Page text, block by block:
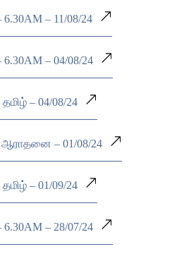
6.30AM – 11/08/24
6.30AM – 04/08/24
– 04/08/24
– 01/08/24
– 01/09/24
6.30AM – 28/07/24